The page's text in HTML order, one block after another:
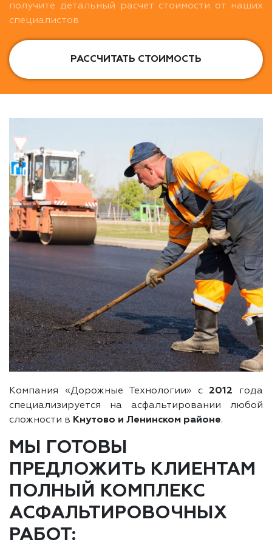
получите детальный расчет стоимости от наших
специалистов
РАССЧИТАТЬ СТОИМОСТЬ
Компания «Дорожные Технологии» с 2012 года
специализируется на асфальтировании любой
сложности в Кнутово и Ленинском районе.
МЫ ГОТОВЫ
ПРЕДЛОЖИТЬ КЛИЕНТАМ
ПОЛНЫЙ КОМПЛЕКС
АСФАЛЬТИРОВОЧНЫХ
РАБОТ: